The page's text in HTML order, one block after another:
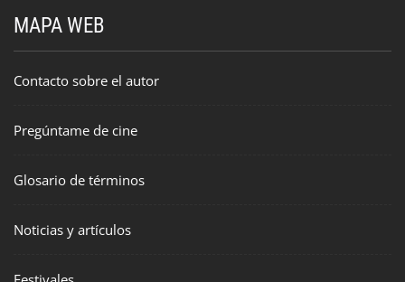
MAPA WEB
Contacto sobre el autor
Pregúntame de cine
Glosario de términos
Noticias y artículos